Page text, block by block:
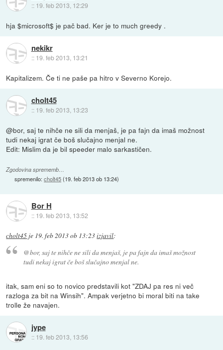
:: 19. feb 2013, 12:29
hja $microsoft$ je pač bad. Ker je to much greedy .
nekikr
:: 19. feb 2013, 13:21
Kapitalizem. Če ti ne paše pa hitro v Severno Korejo.
cholt45
:: 19. feb 2013, 13:23
@bor, saj te nihče ne sili da menjaš, je pa fajn da imaš možnost
tudi nekaj igrat če boš slučajno menjal ne.
Edit: Mislim da je bil speeder malo sarkastičen.
Zgodovina sprememb…
spremenilo:cholt45(19. feb 2013 ob 13:24)
Bor H
:: 19. feb 2013, 13:52
cholt45 je 19. feb 2013 ob 13:23izjavil:
@bor, saj te nihče ne sili da menjaš, je pa fajn da imaš možnost
tudi nekaj igrat če boš slučajno menjal ne.
itak, sam eni so to novico predstavili kot "ZDAJ pa res ni več
razloga za bit na Winsih". Ampak verjetno bi moral biti na take
trolle že navajen.
jype
:: 19. feb 2013, 13:56